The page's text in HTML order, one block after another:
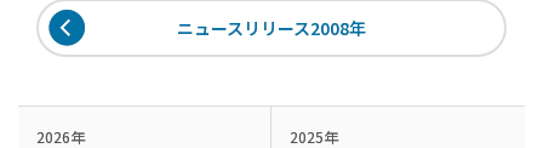
ニュースリリース2008年
2026年 2025年